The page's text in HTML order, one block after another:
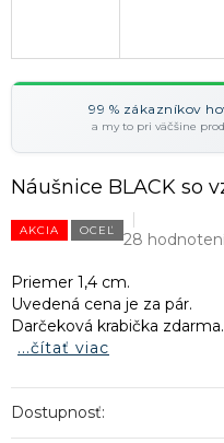
99 % zákazníkov
a my to pri väčšine
Náušnice BLACK so
AKCIA OCEĽ 28
Priemer 1,4 cm.
Uvedená cena je za pár.
Darčeková krabička zdarma.
...čítať viac
Dostupnosť: